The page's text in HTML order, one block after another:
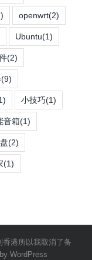
openwrt(2)
Ubuntu(1)
(2)
(9)
小技巧(1)
音箱(1)
(2)
(1)
港所以我取消了备
WordPress